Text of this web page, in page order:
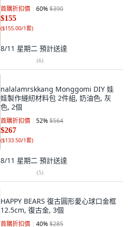
首購折扣價 60%$390
$155
($155.00/1套)
8/11 星期二 預計送達
(6)
nalalamrskkang Monggomi DIY 娃
娃製作縫紉材料包 2件組, 奶油色, 灰
色, 2個
首購折扣價 52%$564
$267
($133.50/1套)
8/11 星期二 預計送達
(5)
HAPPY BEARS 復古圓形愛心球口金框
12.5cm, 復古金, 3個
首購折扣價 40%$285